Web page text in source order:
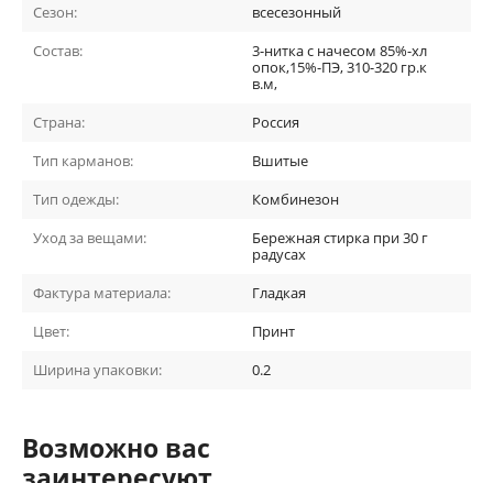
Сезон:
всесезонный
Состав:
3-нитка с начесом 85%-хл
опок,15%-ПЭ, 310-320 гр.к
в.м,
Страна:
Россия
Тип карманов:
Вшитые
Тип одежды:
Комбинезон
Уход за вещами:
Бережная стирка при 30 г
радусах
Фактура материала:
Гладкая
Цвет:
Принт
Ширина упаковки:
0.2
Возможно вас